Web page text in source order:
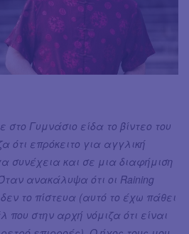
Γυμνάσιο είδα το βίντεο του
ότι επρόκειτο για αγγλική
συνέχεια και σε μια διαφήμιση
ανακάλυψα ότι οι Raining
το πίστευα (αυτό το έχω πάθει
που στην αρχή νόμιζα ότι είναι